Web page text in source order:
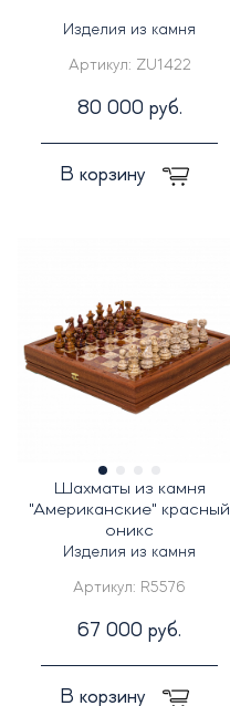
Изделия из камня
Артикул: ZU1422
80 000 руб.
В корзину
Шахматы из камня
"Американские" красный
оникс
Изделия из камня
Артикул: R5576
67 000 руб.
В корзину